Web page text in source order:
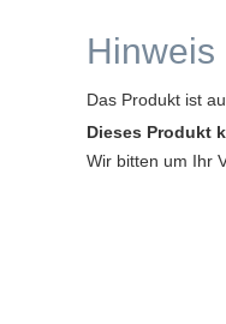
Hinweis
Das Produkt ist
Dieses Produkt
Wir bitten um Ihr